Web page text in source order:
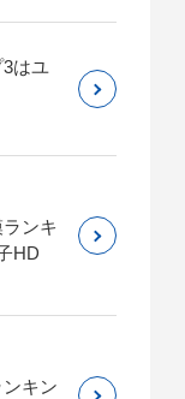
3はユ
ランキ
HD
ンキン